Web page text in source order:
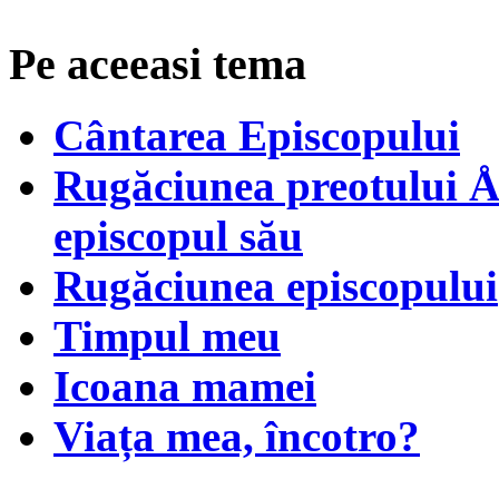
Pe aceeasi tema
Cântarea Episcopului
Rugăciunea preotului
episcopul său
Rugăciunea episcopului
Timpul meu
Icoana mamei
Viața mea, încotro?